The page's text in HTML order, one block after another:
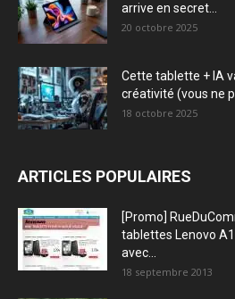
arrive en secret...
20 octobre 2025
Cette tablette + IA
créativité (vous ne
18 octobre 2025
ARTICLES POPULAIRES
[Promo]
tablettes Lenovo
avec...
18 septembre 2013